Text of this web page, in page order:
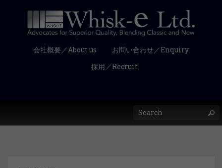
会社概要／About us
お問い合わせ／Enquiry
採用／Recruit